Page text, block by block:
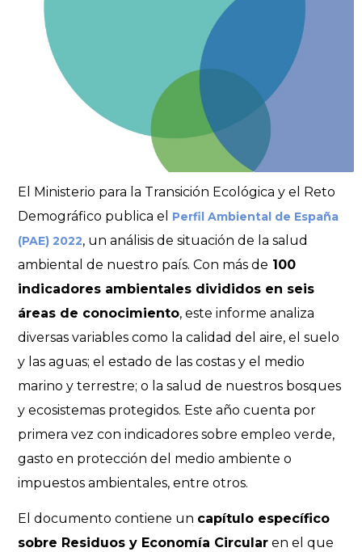
El Ministerio para la Transición Ecológica y el Reto
Demográfico publica el Perfil Ambiental de España
(PAE) 2022, un análisis de situación de la salud
ambiental de nuestro país. Con más de 100
indicadores ambientales divididos en seis
áreas de conocimiento, este informe analiza
diversas variables como la calidad del aire, el suelo
y las aguas; el estado de las costas y el medio
marino y terrestre; o la salud de nuestros bosques
y ecosistemas protegidos. Este año cuenta por
primera vez con indicadores sobre empleo verde,
gasto en protección del medio ambiente o
impuestos ambientales, entre otros.
El documento contiene un capítulo específico
sobre Residuos y Economía Circular en el que